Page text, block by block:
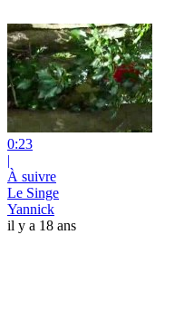
0:23
|
À suivre
Le Singe
Yannick
il y a 18 ans